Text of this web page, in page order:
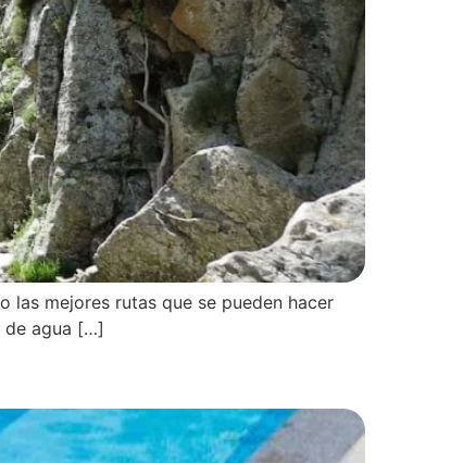
las mejores rutas que se pueden hacer
de agua […]